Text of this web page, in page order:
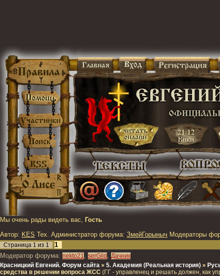
Мы очень рады видеть вас, Гость
Автор: KES Тех. Администратор форума: ЗмейГорыныч Модераторы
Страница 1 из 1
1
Модератор форума: nekto21, serGild , Дачник
Красницкий Евгений. Форум сайта » 5. Академия (Реальная история) »
средства в решении вопроса ЖСС (ГГ - управленец и решать должен, как